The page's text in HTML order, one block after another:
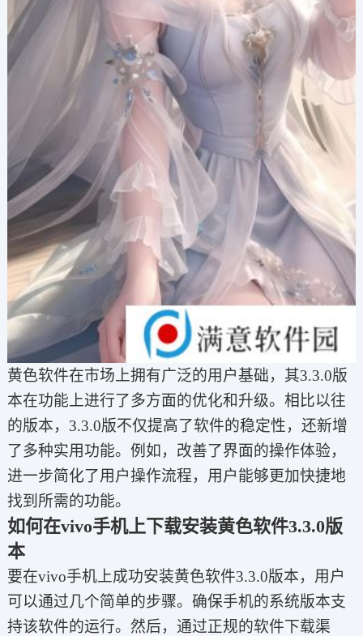
黄色软件在市场上拥有广泛的用户基础，其3.3.0版
本在功能上进行了多方面的优化和升级。相比以往
的版本，3.3.0版不仅提高了软件的稳定性，还新增
了多种实用功能。例如，改善了界面的操作体验，
进一步简化了用户操作流程，用户能够更加快捷地
找到所需的功能。
如何在vivo手机上下载安装黄色软件3.3.0版
本
要在vivo手机上成功安装黄色软件3.3.0版本，用户
可以通过几个简单的步骤。确保手机的系统版本支
持该软件的运行。然后，通过正规的软件下载渠